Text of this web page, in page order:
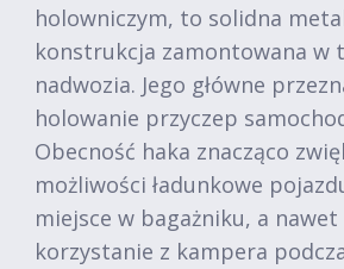
holowniczym, to solidna
konstrukcja zamontowana w
nadwozia. Jego główne
holowanie przyczep
Obecność haka znacząco
możliwości ładunkowe
miejsce w bagażniku, a
korzystanie z kampera